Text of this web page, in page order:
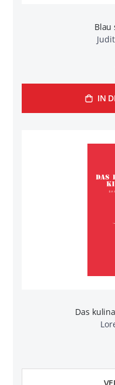
Blau
IN
Das